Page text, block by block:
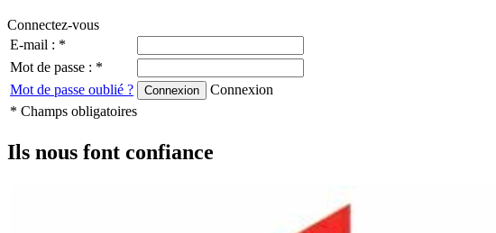
Connectez-vous
E-mail : *
Mot de passe : *
Mot de passe oublié ?
Connexion
* Champs obligatoires
Ils nous font confiance